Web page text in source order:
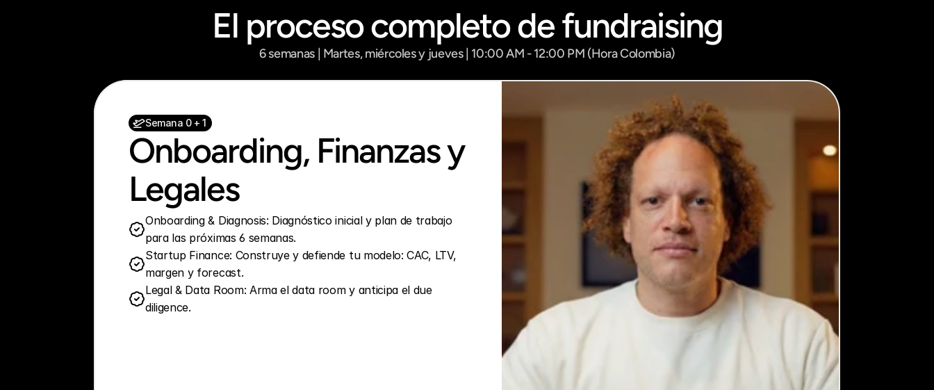
El proceso completo de fundraising
6 semanas | Martes, miércoles y jueves | 10:00 AM - 12:00 PM (Hora Colombia)
Semana 0 + 1
Onboarding, Finanzas y
Legales
Onboarding & Diagnosis: Diagnóstico inicial y plan de trabajo
para las próximas 6 semanas.
Startup Finance: Construye y defiende tu modelo: CAC, LTV,
margen y forecast.
Legal & Data Room: Arma el data room y anticipa el due
diligence.